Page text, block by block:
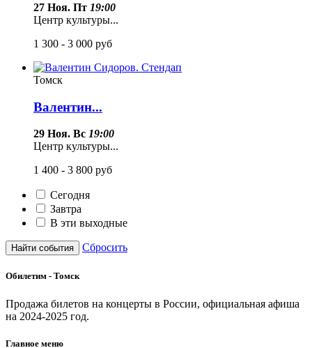
27 Ноя. Пт 19:00
Центр культуры...
1 300 - 3 000 руб
Томск
Валентин...
29 Ноя. Вс 19:00
Центр культуры...
1 400 - 3 800 руб
Сегодня
Завтра
В эти выходные
Найти события Сбросить
Обилетим - Томск
Продажа билетов на концерты в России, официальная афиша
на 2024-2025 год.
Главное меню